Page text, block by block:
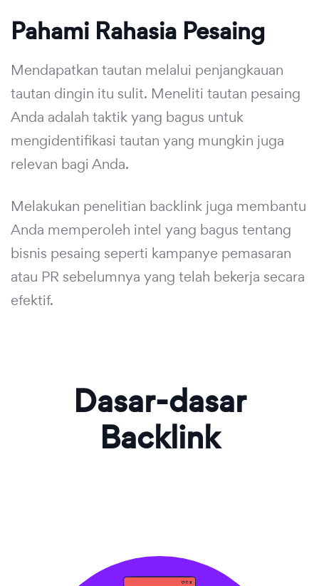
Pahami Rahasia Pesaing
Mendapatkan tautan melalui penjangkauan
tautan dingin itu sulit. Meneliti tautan pesaing
Anda adalah taktik yang bagus untuk
mengidentifikasi tautan yang mungkin juga
relevan bagi Anda.
Melakukan penelitian backlink juga membantu
Anda memperoleh intel yang bagus tentang
bisnis pesaing seperti kampanye pemasaran
atau PR sebelumnya yang telah bekerja secara
efektif.
Dasar-dasar
Backlink